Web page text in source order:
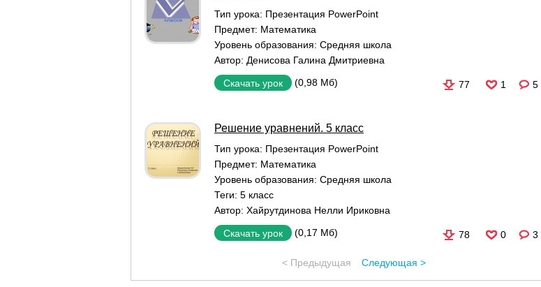
Тип урока: Презентация PowerPoint
Предмет: Математика
Уровень образования: Средняя школа
Автор: Денисова Галина Дмитриевна
Скачать урок (0,98 Мб) 77 1 5
Решение уравнений. 5 класс
Тип урока: Презентация PowerPoint
Предмет: Математика
Уровень образования: Средняя школа
Теги: 5 класс
Автор: Хайрутдинова Нелли Ириковна
Скачать урок (0,17 Мб) 78 0 3
< Предыдущая Следующая >